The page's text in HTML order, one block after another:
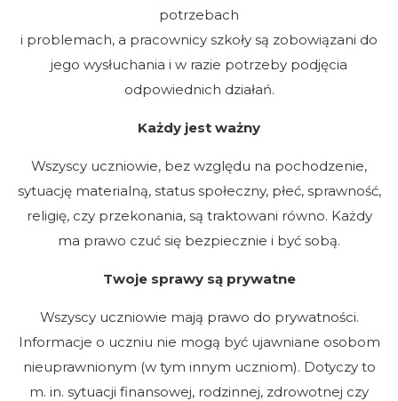
potrzebach
i problemach, a pracownicy szkoły są zobowiązani do
jego wysłuchania i w razie potrzeby podjęcia
odpowiednich działań.
Każdy jest ważny
Wszyscy uczniowie, bez względu na pochodzenie,
sytuację materialną, status społeczny, płeć, sprawność,
religię, czy przekonania, są traktowani równo. Każdy
ma prawo czuć się bezpiecznie i być sobą.
Twoje sprawy są prywatne
Wszyscy uczniowie mają prawo do prywatności.
Informacje o uczniu nie mogą być ujawniane osobom
nieuprawnionym (w tym innym uczniom). Dotyczy to
m. in. sytuacji finansowej, rodzinnej, zdrowotnej czy